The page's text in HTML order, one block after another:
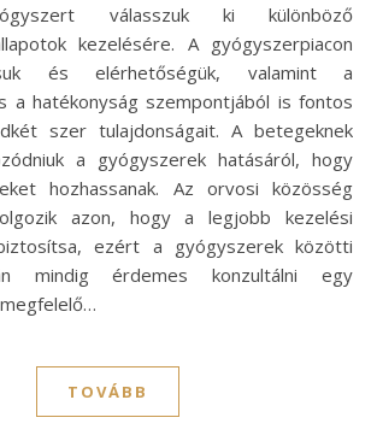
válasszuk ki különböző
kezelésére. A gyógyszerpiacon
és elérhetőségük, valamint a
a hatékonyság szempontjából is fontos
szer tulajdonságait. A betegeknek
a gyógyszerek hatásáról, hogy
hozhassanak. Az orvosi közösség
azon, hogy a legjobb kezelési
ezért a gyógyszerek közötti
mindig érdemes konzultálni egy
TOVÁBB